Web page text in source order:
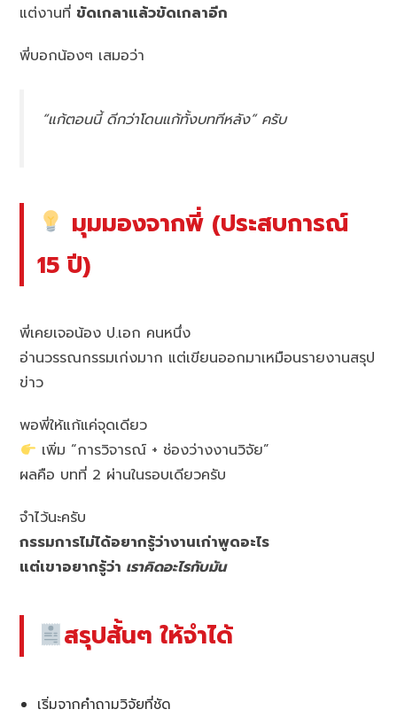
แต่งานที่ ขัดเกลาแล้วขัดเกลาอีก
พี่บอกน้องๆ เสมอว่า
“แก้ตอนนี้ ดีกว่าโดนแก้ทั้งบททีหลัง” ครับ
มุมมองจากพี่ (ประสบการณ์
15 ปี)
พี่เคยเจอน้อง ป.เอก คนหนึ่ง
อ่านวรรณกรรมเก่งมาก แต่เขียนออกมาเหมือนรายงานสรุป
ข่าว
พอพี่ให้แก้แค่จุดเดียว
เพิ่ม “การวิจารณ์ + ช่องว่างงานวิจัย”
ผลคือ บทที่ 2 ผ่านในรอบเดียวครับ
จำไว้นะครับ
กรรมการไม่ได้อยากรู้ว่างานเก่าพูดอะไร
แต่เขาอยากรู้ว่า เราคิดอะไรกับมัน
สรุปสั้นๆ ให้จำได้
เริ่มจากคำถามวิจัยที่ชัด